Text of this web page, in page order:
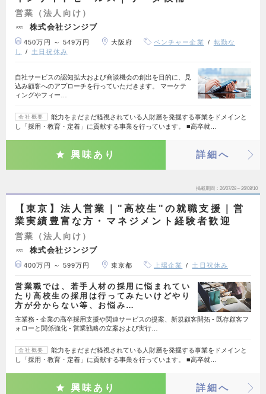
営業（法人向け）
株式会社ジンジブ
450万円 ～ 549万円 大阪府 ベンチャー企業
転勤な
し
土日祝休み
自社サービスの認知拡大および商談機会の創出を目的に、見
込み顧客へのアプローチを行っていただきます。 マーケテ
ィングやフィー…
会社概要
能力をまだまだ軽視されている人財層を発掘する事業をドメインと
し「採用・教育・定着」に貢献する事業を行っています。 ■高卒就…
興味あり 詳細へ
掲載期間 26/07/28～26/08/10
【東京】法人営業｜"高校生"の就職支援｜営
業実績豊富な方・マネジメント経験者歓迎
営業（法人向け）
株式会社ジンジブ
400万円 ～ 599万円 東京都 上場企業 土日祝休み
営業職では、若手人材の採用に悩まれてい
たり高校生の採用は行ってみたいけどやり
方が分からない等、お悩み…
主業務 - 企業の高卒採用支援や関連サービスの提案、新規顧客開拓 - 既存顧客フ
ォローと関係強化 - 営業戦略の立案および実行…
会社概要
能力をまだまだ軽視されている人財層を発掘する事業をドメインと
し「採用・教育・定着」に貢献する事業を行っています。 ■高卒就…
興味あり 詳細へ